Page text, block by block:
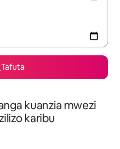
Tafuta
kuanzia mwezi
karibu